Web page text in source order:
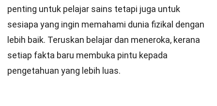
penting untuk pelajar sains tetapi juga untuk
sesiapa yang ingin memahami dunia fizikal dengan
lebih baik. Teruskan belajar dan meneroka, kerana
setiap fakta baru membuka pintu kepada
pengetahuan yang lebih luas.